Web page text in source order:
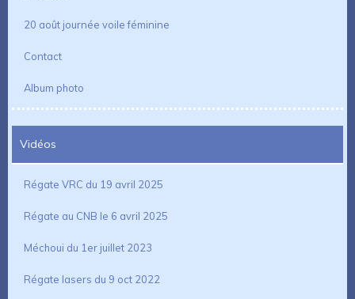
20 août journée voile féminine
Contact
Album photo
Vidéos
Régate VRC du 19 avril 2025
Régate au CNB le 6 avril 2025
Méchoui du 1er juillet 2023
Régate lasers du 9 oct 2022